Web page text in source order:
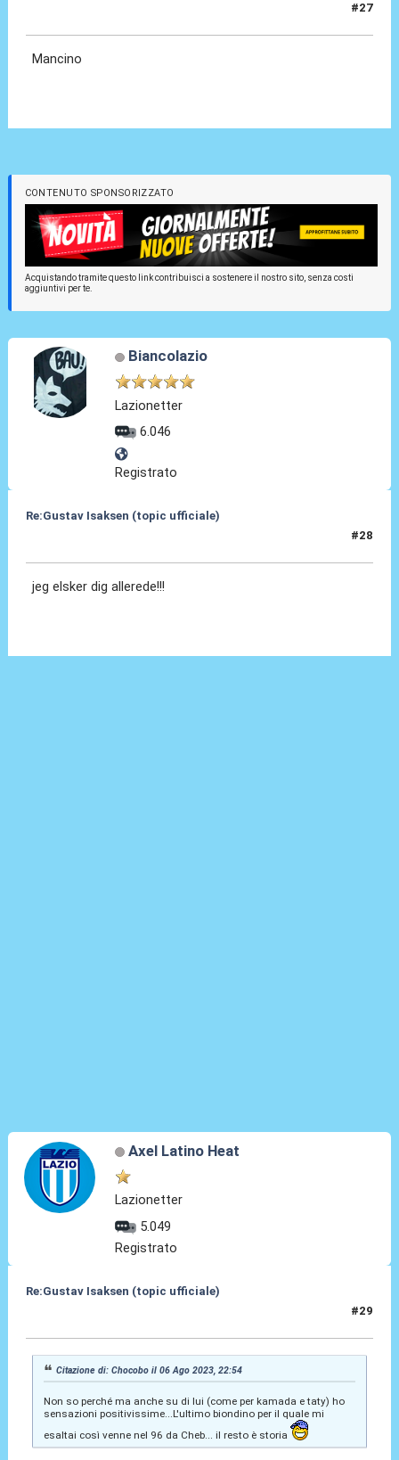
#27
Mancino
CONTENUTO SPONSORIZZATO
Acquistando tramite questo link contribuisci a sostenere il nostro sito, senza costi
aggiuntivi per te.
Biancolazio
Lazionetter
6.046
Registrato
Re:Gustav Isaksen (topic ufficiale)
#28
jeg elsker dig allerede!!!
Axel Latino Heat
Lazionetter
5.049
Registrato
Re:Gustav Isaksen (topic ufficiale)
#29
Citazione di: Chocobo il 06 Ago 2023, 22:54
Non so perché ma anche su di lui (come per kamada e taty) ho
sensazioni positivissime...L'ultimo biondino per il quale mi
esaltai così venne nel 96 da Cheb... il resto è storia